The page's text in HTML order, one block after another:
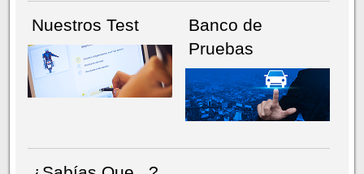
Nuestros Test
Banco de
Pruebas